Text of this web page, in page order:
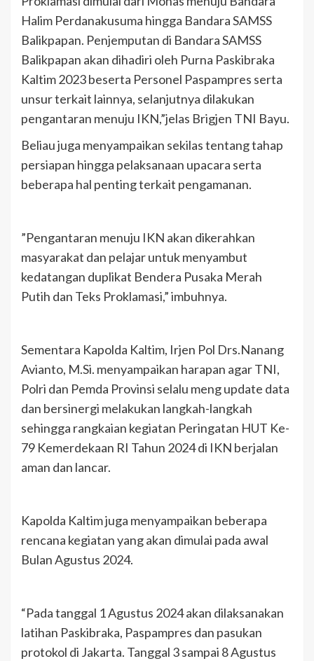
Halim Perdanakusuma hingga Bandara SAMSS
Balikpapan. Penjemputan di Bandara SAMSS
Balikpapan akan dihadiri oleh Purna Paskibraka
Kaltim 2023 beserta Personel Paspampres serta
unsur terkait lainnya, selanjutnya dilakukan
pengantaran menuju IKN,”jelas Brigjen TNI Bayu.
Beliau juga menyampaikan sekilas tentang tahap
persiapan hingga pelaksanaan upacara serta
beberapa hal penting terkait pengamanan.
”Pengantaran menuju IKN akan dikerahkan
masyarakat dan pelajar untuk menyambut
kedatangan duplikat Bendera Pusaka Merah
Putih dan Teks Proklamasi,” imbuhnya.
Sementara Kapolda Kaltim, Irjen Pol Drs.Nanang
Avianto, M.Si. menyampaikan harapan agar TNI,
Polri dan Pemda Provinsi selalu meng update data
dan bersinergi melakukan langkah-langkah
sehingga rangkaian kegiatan Peringatan HUT Ke-
79 Kemerdekaan RI Tahun 2024 di IKN berjalan
aman dan lancar.
Kapolda Kaltim juga menyampaikan beberapa
rencana kegiatan yang akan dimulai pada awal
Bulan Agustus 2024.
“Pada tanggal 1 Agustus 2024 akan dilaksanakan
latihan Paskibraka, Paspampres dan pasukan
protokol di Jakarta. Tanggal 3 sampai 8 Agustus